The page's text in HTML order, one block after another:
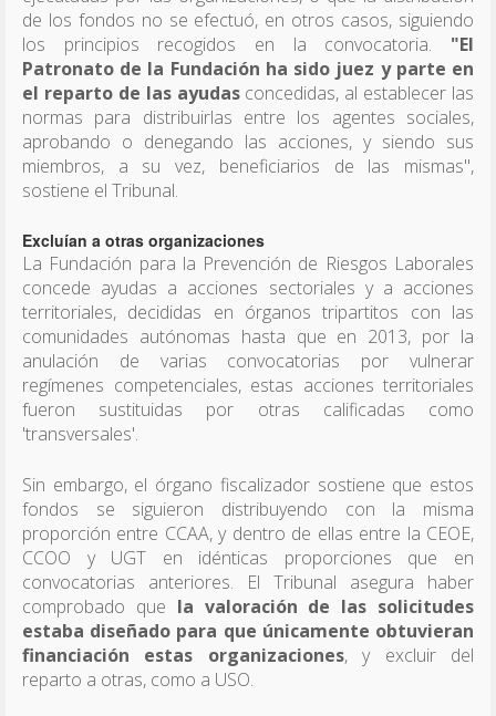
de los fondos no se efectuó, en otros casos, siguiendo
los principios recogidos en la convocatoria. "El
Patronato de la Fundación ha sido juez y parte en
el reparto de las ayudasconcedidas, al establecer las
normas para distribuirlas entre los agentes sociales,
aprobando o denegando las acciones, y siendo sus
miembros, a su vez, beneficiarios de las mismas",
sostiene el Tribunal.
Excluían a otras organizaciones
La Fundación para la Prevención de Riesgos Laborales
concede ayudas a acciones sectoriales y a acciones
territoriales, decididas en órganos tripartitos con las
comunidades autónomas hasta que en 2013, por la
anulación de varias convocatorias por vulnerar
regímenes competenciales, estas acciones territoriales
fueron sustituidas por otras calificadas como
'transversales'.
Sin embargo, el órgano fiscalizador sostiene que estos
fondos se siguieron distribuyendo con la misma
proporción entre CCAA, y dentro de ellas entre la CEOE,
CCOO y UGT en idénticas proporciones que en
convocatorias anteriores. El Tribunal asegura haber
comprobado que la valoración de las solicitudes
estaba diseñado para que únicamente obtuvieran
financiación estas organizaciones, y excluir del
reparto a otras, como a USO.